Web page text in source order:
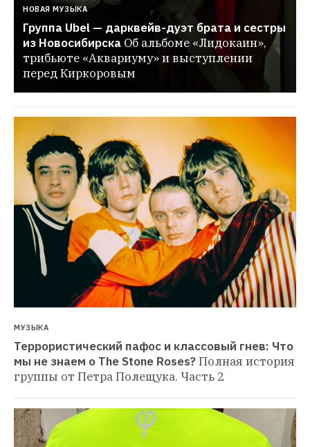
НОВАЯ МУЗЫКА
Группа Ubel — дарквейв-дуэт брата и сестры
из Новосибирска Об альбоме «Лидокаин»,
трибьюте «Аквариуму» и выступлении
перед Киркоровым
МУЗЫКА
Террористический пафос и классовый гнев: Что
мы не знаем о The Stone Roses?Полная история
группы от Петра Полещука. Часть 2